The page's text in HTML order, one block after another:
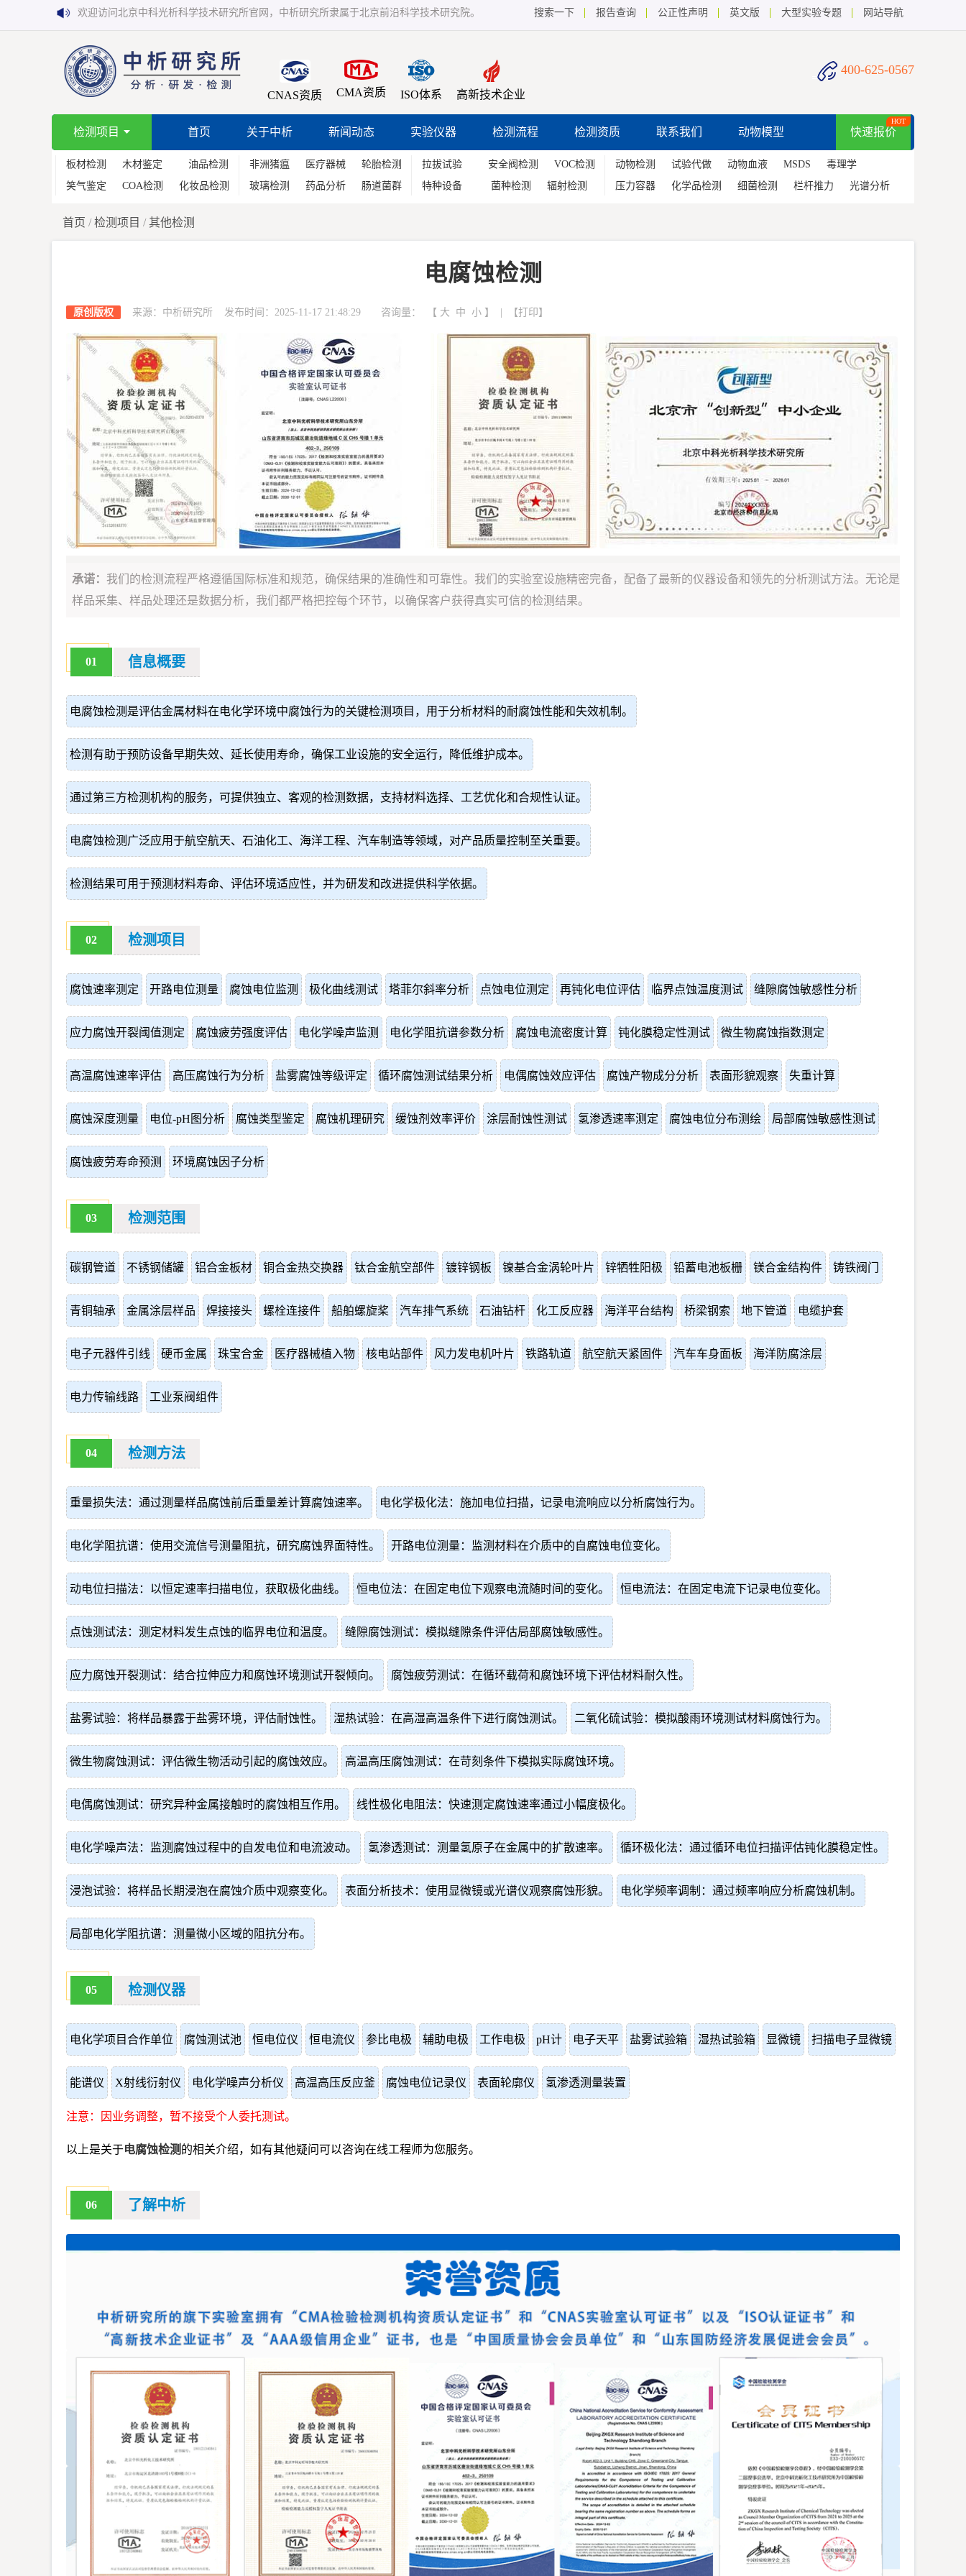
欢迎访问北京中科光析科学技术研究所官网，中析研究所隶属于北京前沿科学技术研究院。 搜索一下 报告查询 公正性声明 英文版 大型实验专题 网站导航
CNAS资质 CMA资质 ISO体系 高新技术企业
400-625-0567
检测项目 首页 关于中析 新闻动态 实验仪器 检测流程 检测资质 联系我们 动物模型 快速报价
HOT
板材检测 木材鉴定
油品检测
笑气鉴定
COA检测 化妆品检测
非洲猪瘟 医疗器械
轮胎检测
玻璃检测
药品分析 肠道菌群
拉拔试验 安全阀检测
VOC检测
特种设备
菌种检测 辐射检测
动物检测 试验代做 动物血液 MSDS
毒理学
压力容器
化学品检测 细菌检测 栏杆推力 光谱分析
首页 /检测项目 / 其他检测
电腐蚀检测
原创版权 来源：中析研究所 发布时间：2025-11-17 21:48:29 咨询量： 【 大 中 小 】 | 【打印 】
承诺： 我们的检测流程严格遵循国际标准和规范，确保结果的准确性和可靠性。我们的实验室设施精密完备，配备了最新的仪器设备和领先的分析测试方法。无论是
样品采集、样品处理还是数据分析，我们都严格把控每个环节，以确保客户获得真实可信的检测结果。
01 信息概要
电腐蚀检测是评估金属材料在电化学环境中腐蚀行为的关键检测项目，用于分析材料的耐腐蚀性能和失效机制。
检测有助于预防设备早期失效、延长使用寿命，确保工业设施的安全运行，降低维护成本。
通过第三方检测机构的服务，可提供独立、客观的检测数据，支持材料选择、工艺优化和合规性认证。
电腐蚀检测广泛应用于航空航天、石油化工、海洋工程、汽车制造等领域，对产品质量控制至关重要。
检测结果可用于预测材料寿命、评估环境适应性，并为研发和改进提供科学依据。
02 检测项目
腐蚀速率测定 开路电位测量 腐蚀电位监测 极化曲线测试 塔菲尔斜率分析 点蚀电位测定 再钝化电位评估 临界点蚀温度测试 缝隙腐蚀敏感性分析
应力腐蚀开裂阈值测定 腐蚀疲劳强度评估 电化学噪声监测 电化学阻抗谱参数分析 腐蚀电流密度计算 钝化膜稳定性测试 微生物腐蚀指数测定
高温腐蚀速率评估 高压腐蚀行为分析 盐雾腐蚀等级评定 循环腐蚀测试结果分析 电偶腐蚀效应评估 腐蚀产物成分分析 表面形貌观察 失重计算
腐蚀深度测量 电位-pH图分析 腐蚀类型鉴定 腐蚀机理研究 缓蚀剂效率评价 涂层耐蚀性测试 氢渗透速率测定 腐蚀电位分布测绘 局部腐蚀敏感性测试
腐蚀疲劳寿命预测 环境腐蚀因子分析
03 检测范围
碳钢管道 不锈钢储罐 铝合金板材 铜合金热交换器 钛合金航空部件 镀锌钢板 镍基合金涡轮叶片 锌牺牲阳极 铅蓄电池板栅 镁合金结构件 铸铁阀门
青铜轴承 金属涂层样品 焊接接头 螺栓连接件 船舶螺旋桨 汽车排气系统 石油钻杆 化工反应器 海洋平台结构 桥梁钢索 地下管道 电缆护套
电子元器件引线 硬币金属 珠宝合金 医疗器械植入物 核电站部件 风力发电机叶片 铁路轨道 航空航天紧固件 汽车车身面板 海洋防腐涂层
电力传输线路 工业泵阀组件
04 检测方法
重量损失法：通过测量样品腐蚀前后重量差计算腐蚀速率。 电化学极化法：施加电位扫描，记录电流响应以分析腐蚀行为。
电化学阻抗谱：使用交流信号测量阻抗，研究腐蚀界面特性。 开路电位测量：监测材料在介质中的自腐蚀电位变化。
动电位扫描法：以恒定速率扫描电位，获取极化曲线。 恒电位法：在固定电位下观察电流随时间的变化。 恒电流法：在固定电流下记录电位变化。
点蚀测试法：测定材料发生点蚀的临界电位和温度。 缝隙腐蚀测试：模拟缝隙条件评估局部腐蚀敏感性。
应力腐蚀开裂测试：结合拉伸应力和腐蚀环境测试开裂倾向。 腐蚀疲劳测试：在循环载荷和腐蚀环境下评估材料耐久性。
盐雾试验：将样品暴露于盐雾环境，评估耐蚀性。 湿热试验：在高湿高温条件下进行腐蚀测试。 二氧化硫试验：模拟酸雨环境测试材料腐蚀行为。
微生物腐蚀测试：评估微生物活动引起的腐蚀效应。 高温高压腐蚀测试：在苛刻条件下模拟实际腐蚀环境。
电偶腐蚀测试：研究异种金属接触时的腐蚀相互作用。 线性极化电阻法：快速测定腐蚀速率通过小幅度极化。
电化学噪声法：监测腐蚀过程中的自发电位和电流波动。 氢渗透测试：测量氢原子在金属中的扩散速率。 循环极化法：通过循环电位扫描评估钝化膜稳定性。
浸泡试验：将样品长期浸泡在腐蚀介质中观察变化。 表面分析技术：使用显微镜或光谱仪观察腐蚀形貌。 电化学频率调制：通过频率响应分析腐蚀机制。
局部电化学阻抗谱：测量微小区域的阻抗分布。
05 检测仪器
电化学项目合作单位 腐蚀测试池 恒电位仪 恒电流仪 参比电极 辅助电极 工作电极 pH计 电子天平 盐雾试验箱 湿热试验箱 显微镜 扫描电子显微镜
能谱仪 X射线衍射仪 电化学噪声分析仪 高温高压反应釜 腐蚀电位记录仪 表面轮廓仪 氢渗透测量装置
注意：因业务调整，暂不接受个人委托测试。
以上是关于电腐蚀检测的相关介绍，如有其他疑问可以咨询在线工程师为您服务。
06 了解中析